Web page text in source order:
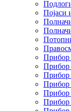
Појаси
Прибор
Прибор
Прибор
Прибор
Прибор